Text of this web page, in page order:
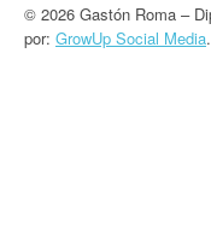
© 2026 Gastón Roma –
por: GrowUp Social Media.